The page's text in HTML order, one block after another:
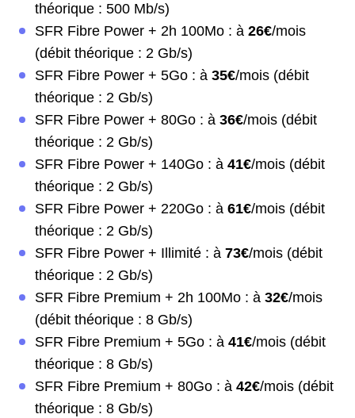
théorique : 500 Mb/s)
SFR Fibre Power + 2h 100Mo : à 26€/mois
(débit théorique : 2 Gb/s)
SFR Fibre Power + 5Go : à 35€/mois (débit
théorique : 2 Gb/s)
SFR Fibre Power + 80Go : à 36€/mois (débit
théorique : 2 Gb/s)
SFR Fibre Power + 140Go : à 41€/mois (débit
théorique : 2 Gb/s)
SFR Fibre Power + 220Go : à 61€/mois (débit
théorique : 2 Gb/s)
SFR Fibre Power + Illimité : à 73€/mois (débit
théorique : 2 Gb/s)
SFR Fibre Premium + 2h 100Mo : à 32€/mois
(débit théorique : 8 Gb/s)
SFR Fibre Premium + 5Go : à 41€/mois (débit
théorique : 8 Gb/s)
SFR Fibre Premium + 80Go : à 42€/mois (débit
théorique : 8 Gb/s)